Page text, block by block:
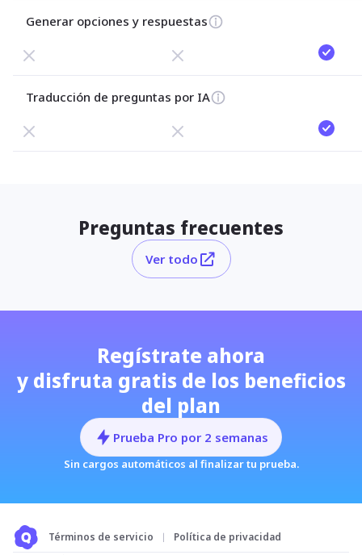
Generar opciones y respuestas
Traducción de preguntas por IA
Preguntas frecuentes
Ver todo
Regístrate ahora
y disfruta gratis de los beneficios
del plan
Prueba Pro por 2 semanas
Sin cargos automáticos al finalizar tu prueba.
Términos de servicio Política de privacidad